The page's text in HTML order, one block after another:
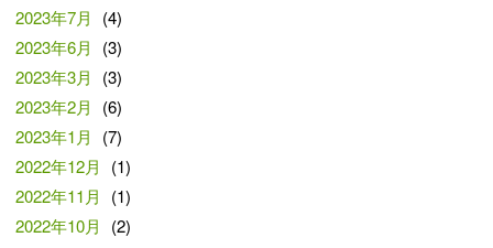
2023年7月
(4)
2023年6月
(3)
2023年3月
(3)
2023年2月
(6)
2023年1月
(7)
2022年12月
(1)
2022年11月
(1)
2022年10月
(2)